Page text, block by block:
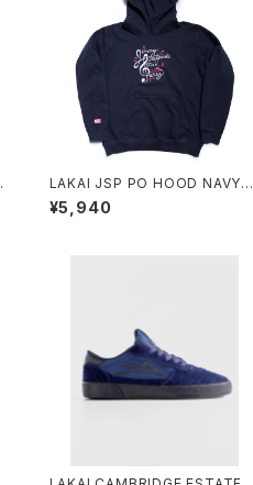
LAKAI JSP PO HOOD NAVY残
り1枚！！
¥5,940